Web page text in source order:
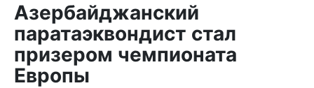
Азербайджанский
паратаэквондист стал
призером чемпионата
Европы